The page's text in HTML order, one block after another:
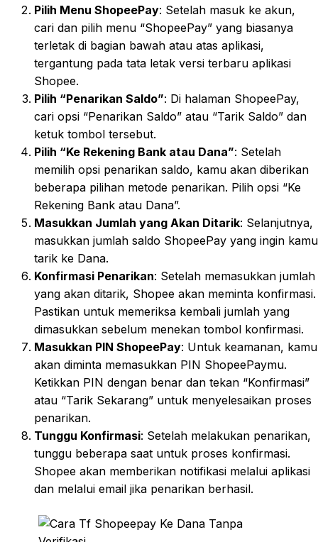
Pilih Menu ShopeePay: Setelah masuk ke akun,
cari dan pilih menu “ShopeePay” yang biasanya
terletak di bagian bawah atau atas aplikasi,
tergantung pada tata letak versi terbaru aplikasi
Shopee.
Pilih “Penarikan Saldo”: Di halaman ShopeePay,
cari opsi “Penarikan Saldo” atau “Tarik Saldo” dan
ketuk tombol tersebut.
Pilih “Ke Rekening Bank atau Dana”: Setelah
memilih opsi penarikan saldo, kamu akan diberikan
beberapa pilihan metode penarikan. Pilih opsi “Ke
Rekening Bank atau Dana”.
Masukkan Jumlah yang Akan Ditarik: Selanjutnya,
masukkan jumlah saldo ShopeePay yang ingin kamu
tarik ke Dana.
Konfirmasi Penarikan: Setelah memasukkan jumlah
yang akan ditarik, Shopee akan meminta konfirmasi.
Pastikan untuk memeriksa kembali jumlah yang
dimasukkan sebelum menekan tombol konfirmasi.
Masukkan PIN ShopeePay: Untuk keamanan, kamu
akan diminta memasukkan PIN ShopeePaymu.
Ketikkan PIN dengan benar dan tekan “Konfirmasi”
atau “Tarik Sekarang” untuk menyelesaikan proses
penarikan.
Tunggu Konfirmasi: Setelah melakukan penarikan,
tunggu beberapa saat untuk proses konfirmasi.
Shopee akan memberikan notifikasi melalui aplikasi
dan melalui email jika penarikan berhasil.